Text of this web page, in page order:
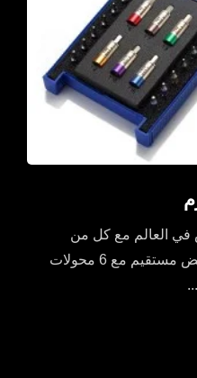
العالم مع كل من
توركس وتوركس بلس معًا. مقبض مستقيم مع 6 محولات